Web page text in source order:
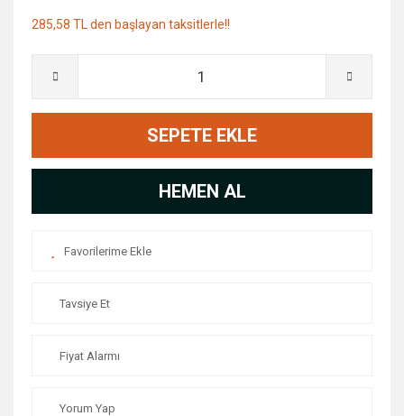
285,58 TL den başlayan taksitlerle!!
SEPETE EKLE
HEMEN AL
Tavsiye Et
Fiyat Alarmı
Yorum Yap